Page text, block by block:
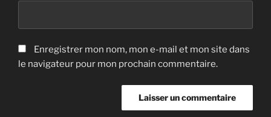
Enregistrer mon nom, mon e-mail et mon site dans
le navigateur pour mon prochain commentaire.